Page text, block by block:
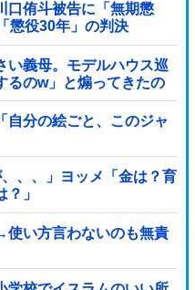
口侑斗被告に「無期懲
懲役30年」の判決
い義母。モデルハウス巡
るのw」と煽ってきたの
母オロオロｗｗ←嫌味を
自分の絵ごと、このジャ
、、」ヨッメ「金は？育
」
い方言わないのも無責